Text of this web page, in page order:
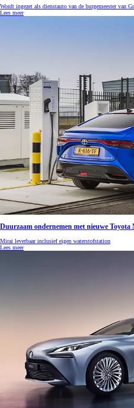
Wordt ingezet als dienstauto van de burgemeester van
Lees meer
Duurzaam ondernemen met nieuwe Toyota
Mirai leverbaar inclusief eigen waterstofstation
Lees meer